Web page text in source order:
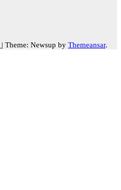
| Theme: Newsup by Themeansar.